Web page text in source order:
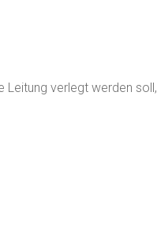
verlegt werden